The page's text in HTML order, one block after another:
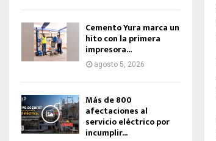
Cemento Yura marca un
hito con la primera
impresora...
agosto 5, 2026
Más de 800
afectaciones al
servicio eléctrico por
incumplir...